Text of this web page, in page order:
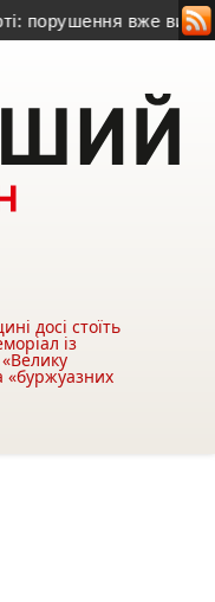
вже виявили •
досі стоїть
із
«буржуазних